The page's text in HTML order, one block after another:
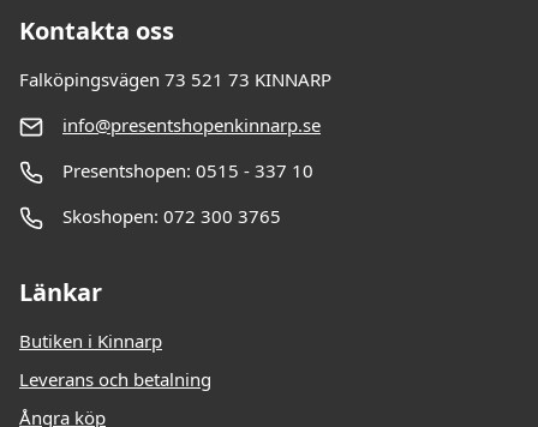
Kontakta oss
Falköpingsvägen 73 521 73 KINNARP
info@presentshopenkinnarp.se
Presentshopen: 0515 - 337 10
Skoshopen: 072 300 3765
Länkar
Butiken i Kinnarp
Leverans och betalning
Ångra köp